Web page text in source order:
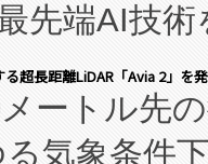
高く、持
した現地生
負担を大
先端AI技術
ド：本社
と、エンタ
、日本にあ
超長距離LiDAR「Avia 2」を
ートル先
気象条件